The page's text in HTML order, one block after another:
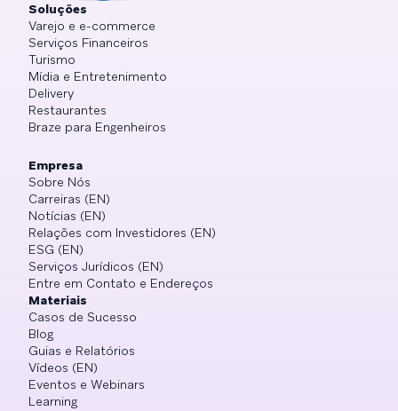
Soluções
Varejo e e-commerce
Serviços Financeiros
Turismo
Mídia e Entretenimento
Delivery
Restaurantes
Braze para Engenheiros
Empresa
Sobre Nós
Carreiras (EN)
Notícias (EN)
Relações com Investidores (EN)
ESG (EN)
Serviços Jurídicos (EN)
Entre em Contato e Endereços
Materiais
Casos de Sucesso
Blog
Guias e Relatórios
Vídeos (EN)
Eventos e Webinars
Learning